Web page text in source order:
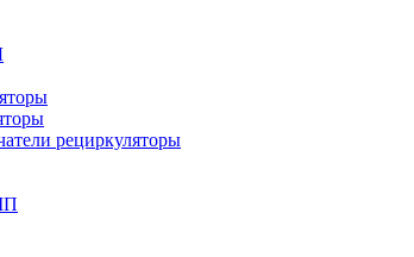
рециркуляторы